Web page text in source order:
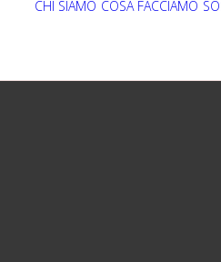
CHI SIAMO COSA FACCIAMO